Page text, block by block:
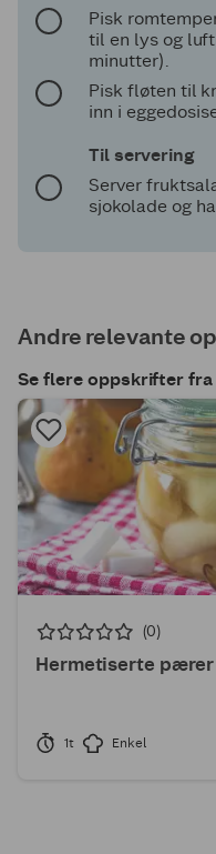
Pisk
til en lys og
minutter).
Pisk fløten til
inn i
Til servering
Server
sjokolade og
Andre relevante
Se flere oppskrifter fra
(0)
Hermetiserte pærer
1t Enkel